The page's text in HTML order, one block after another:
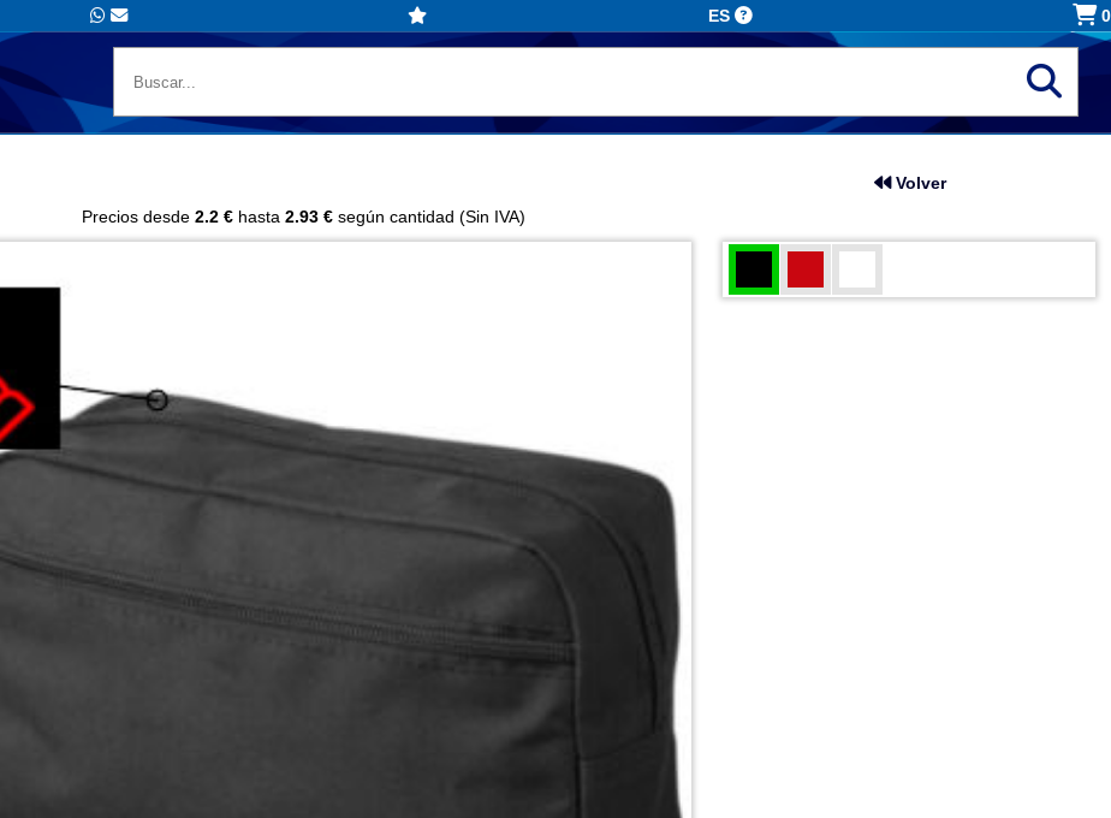
ES 0
Volver
Precios desde 2.2 €hasta 2.93 €según cantidad (Sin IVA)